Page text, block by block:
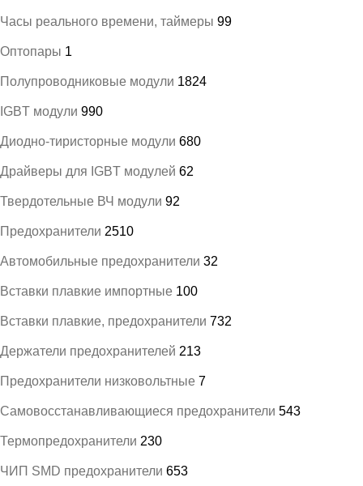
Часы реального времени, таймеры 99
Оптопары 1
Полупроводниковые модули 1824
IGBT модули 990
Диодно-тиристорные модули 680
Драйверы для IGBT модулей 62
Твердотельные ВЧ модули 92
Предохранители 2510
Автомобильные предохранители 32
Вставки плавкие импортные 100
Вставки плавкие, предохранители 732
Держатели предохранителей 213
Предохранители низковольтные 7
Самовосстанавливающиеся предохранители 543
Термопредохранители 230
ЧИП SMD предохранители 653